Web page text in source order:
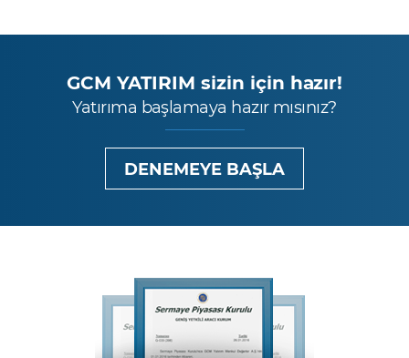
GCM YATIRIM sizin için hazır!
Yatırıma başlamaya hazır mısınız?
DENEMEYE BAŞLA